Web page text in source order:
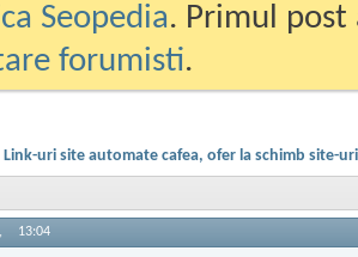
Seopedia. Primul
forumisti.
Link-uri site automate cafea, ofer la schimb site-
13:04